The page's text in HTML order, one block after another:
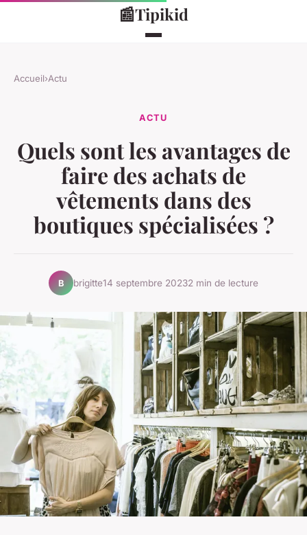
📰Tipikid
Accueil›Actu
ACTU
Quels sont les avantages de
faire des achats de
vêtements dans des
boutiques spécialisées ?
B brigitte14 septembre 20232 min de lecture